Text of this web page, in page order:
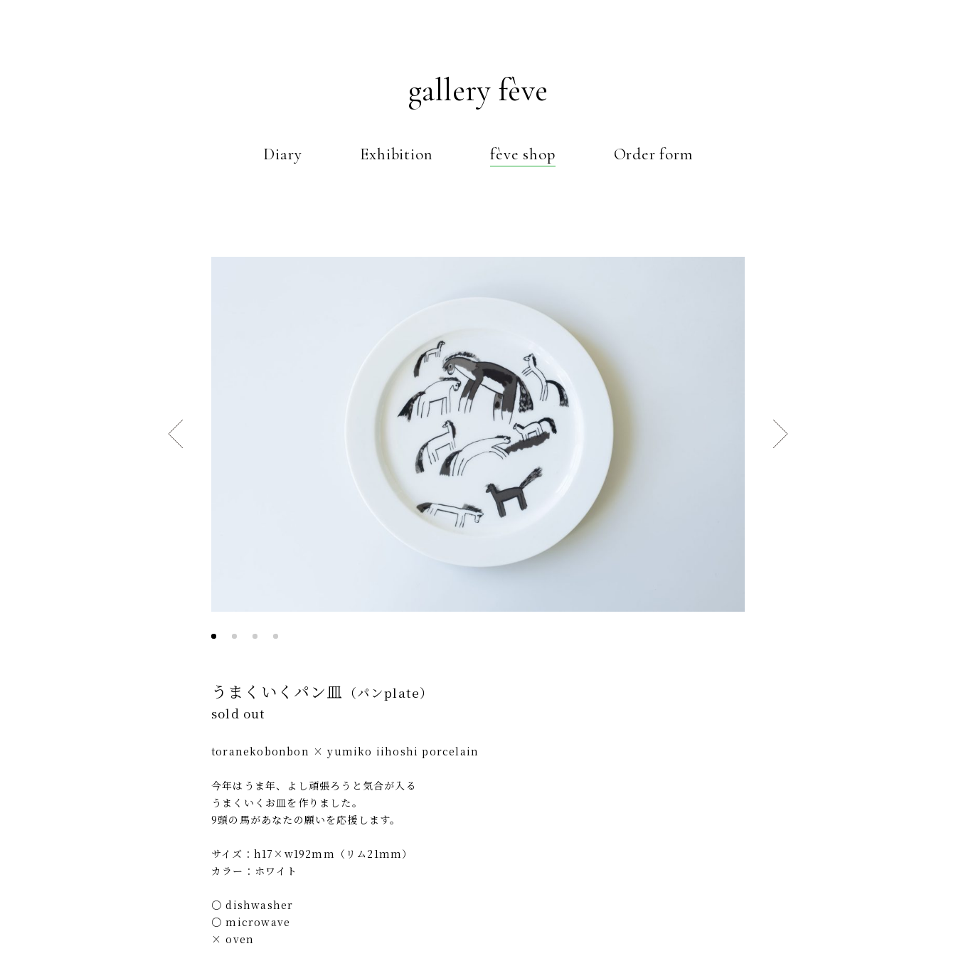
gallery fève
Diary Exhibition fève shop Order form
うまくいくパン皿 （パンplate）
sold out
toranekobonbon ×yumiko iihoshi porcelain
今年はうま年、よし頑張ろうと気合が入る
うまくいくお皿を作りました。
9頭の馬があなたの願いを応援します。
サイズ：h17×w192mm（リム21mm）
カラー：ホワイト
○ dishwasher
○ microwave
× oven